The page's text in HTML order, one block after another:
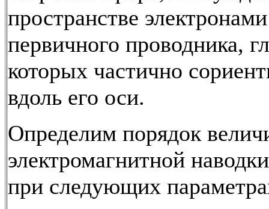
пространстве электронами
первичного проводника,
которых частично
вдоль его оси.
Определим порядок
электромагнитной
при следующих